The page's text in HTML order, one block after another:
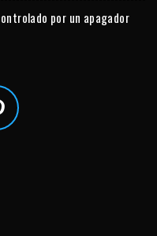
por un apagador